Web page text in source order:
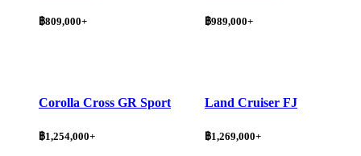
฿809,000+ ฿989,000+
Corolla Cross GR Sport
฿1,254,000+
Land Cruiser FJ
฿1,269,000+